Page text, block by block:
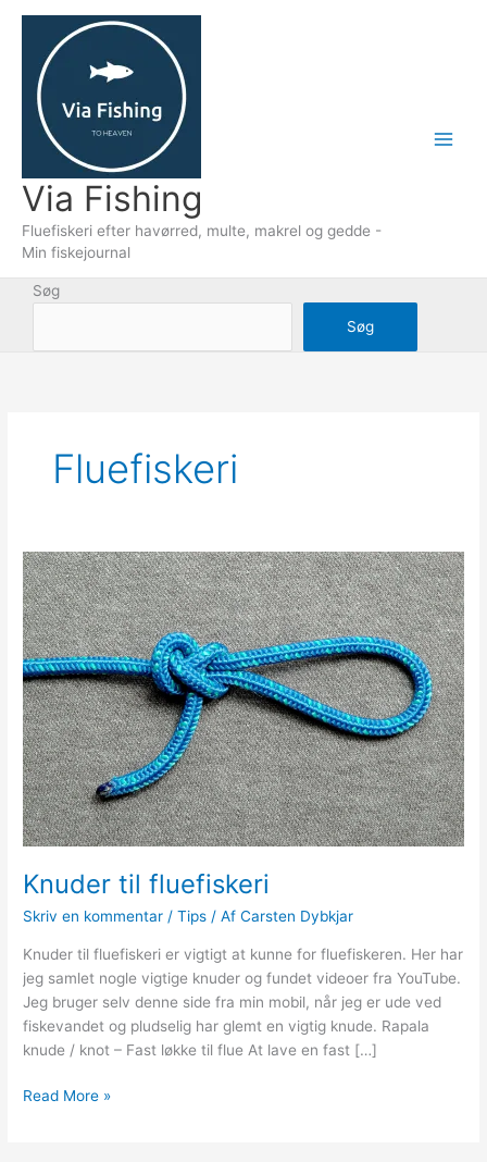
indholdet
Via Fishing
Fluefiskeri efter havørred, multe, makrel og gedde -
Min fiskejournal
Søg
Søg
Fluefiskeri
Knuder til fluefiskeri
Skriv en kommentar /Tips / AfCarsten Dybkjar
Knuder til fluefiskeri er vigtigt at kunne for fluefiskeren. Her har
jeg samlet nogle vigtige knuder og fundet videoer fra YouTube.
Jeg bruger selv denne side fra min mobil, når jeg er ude ved
fiskevandet og pludselig har glemt en vigtig knude. Rapala
knude / knot – Fast løkke til flue At lave en fast […]
Knuder
Read More »